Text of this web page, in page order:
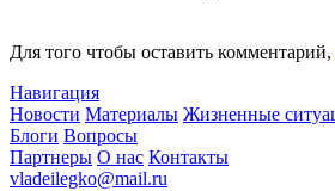
Для того чтобы оставить комментарий,
Навигация
Новости Материалы Жизненные
Блоги Вопросы
Партнеры О нас Контакты
vladeilegko@mail.ru